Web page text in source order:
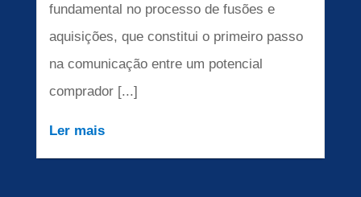
fundamental no processo de fusões e
aquisições, que constitui o primeiro passo
na comunicação entre um potencial
comprador [...]
Ler mais